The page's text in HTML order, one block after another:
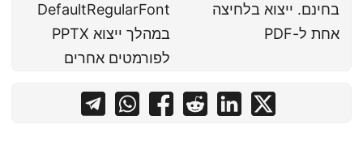
בחינם. ייצוא בלחיצה
אחת ל-PDF
DefaultRegularFont
במהלך ייצוא PPTX
לפורמטים אחרים